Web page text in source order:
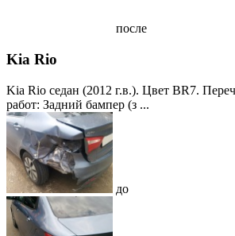
после
Kia Rio
Kia Rio седан (2012 г.в.). Цвет BR7.
работ: Задний бампер (з ...
до